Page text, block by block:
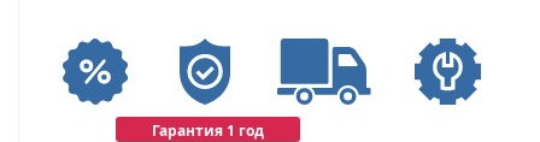
Гарантия 1 год